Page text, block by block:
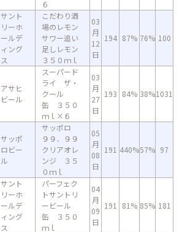
６
サント
リーホ
ールデ
ィング
ス
こだわり酒
場のレモン
サワー追い
足しレモン
３５０ｍｌ
03
月
12
日
194 87% 76% 100
アサヒ
ビール
スーパード
ライ ザ・
クール
缶 ３５０
ｍｌ×６
03
月
27
日
193 84% 38%1031
サッポ
ロビー
ル
サッポロ
９９．９９
クリアオレ
ンジ ３５
０ｍｌ
05
月
08
日
191 440%57% 97
サント
リーホ
ールデ
ィング
ス
パーフェク
トサントリ
ービール
缶 ３５０
ｍｌ
04
月
09
日
191 81% 85% 181